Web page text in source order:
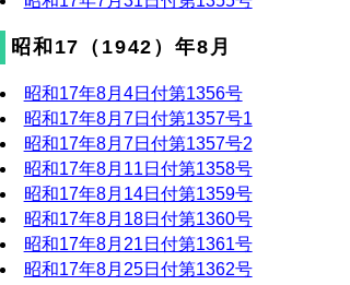
昭和17（1942）年8月
昭和17年8月4日付第1356号
昭和17年8月7日付第1357号1
昭和17年8月7日付第1357号2
昭和17年8月11日付第1358号
昭和17年8月14日付第1359号
昭和17年8月18日付第1360号
昭和17年8月21日付第1361号
昭和17年8月25日付第1362号